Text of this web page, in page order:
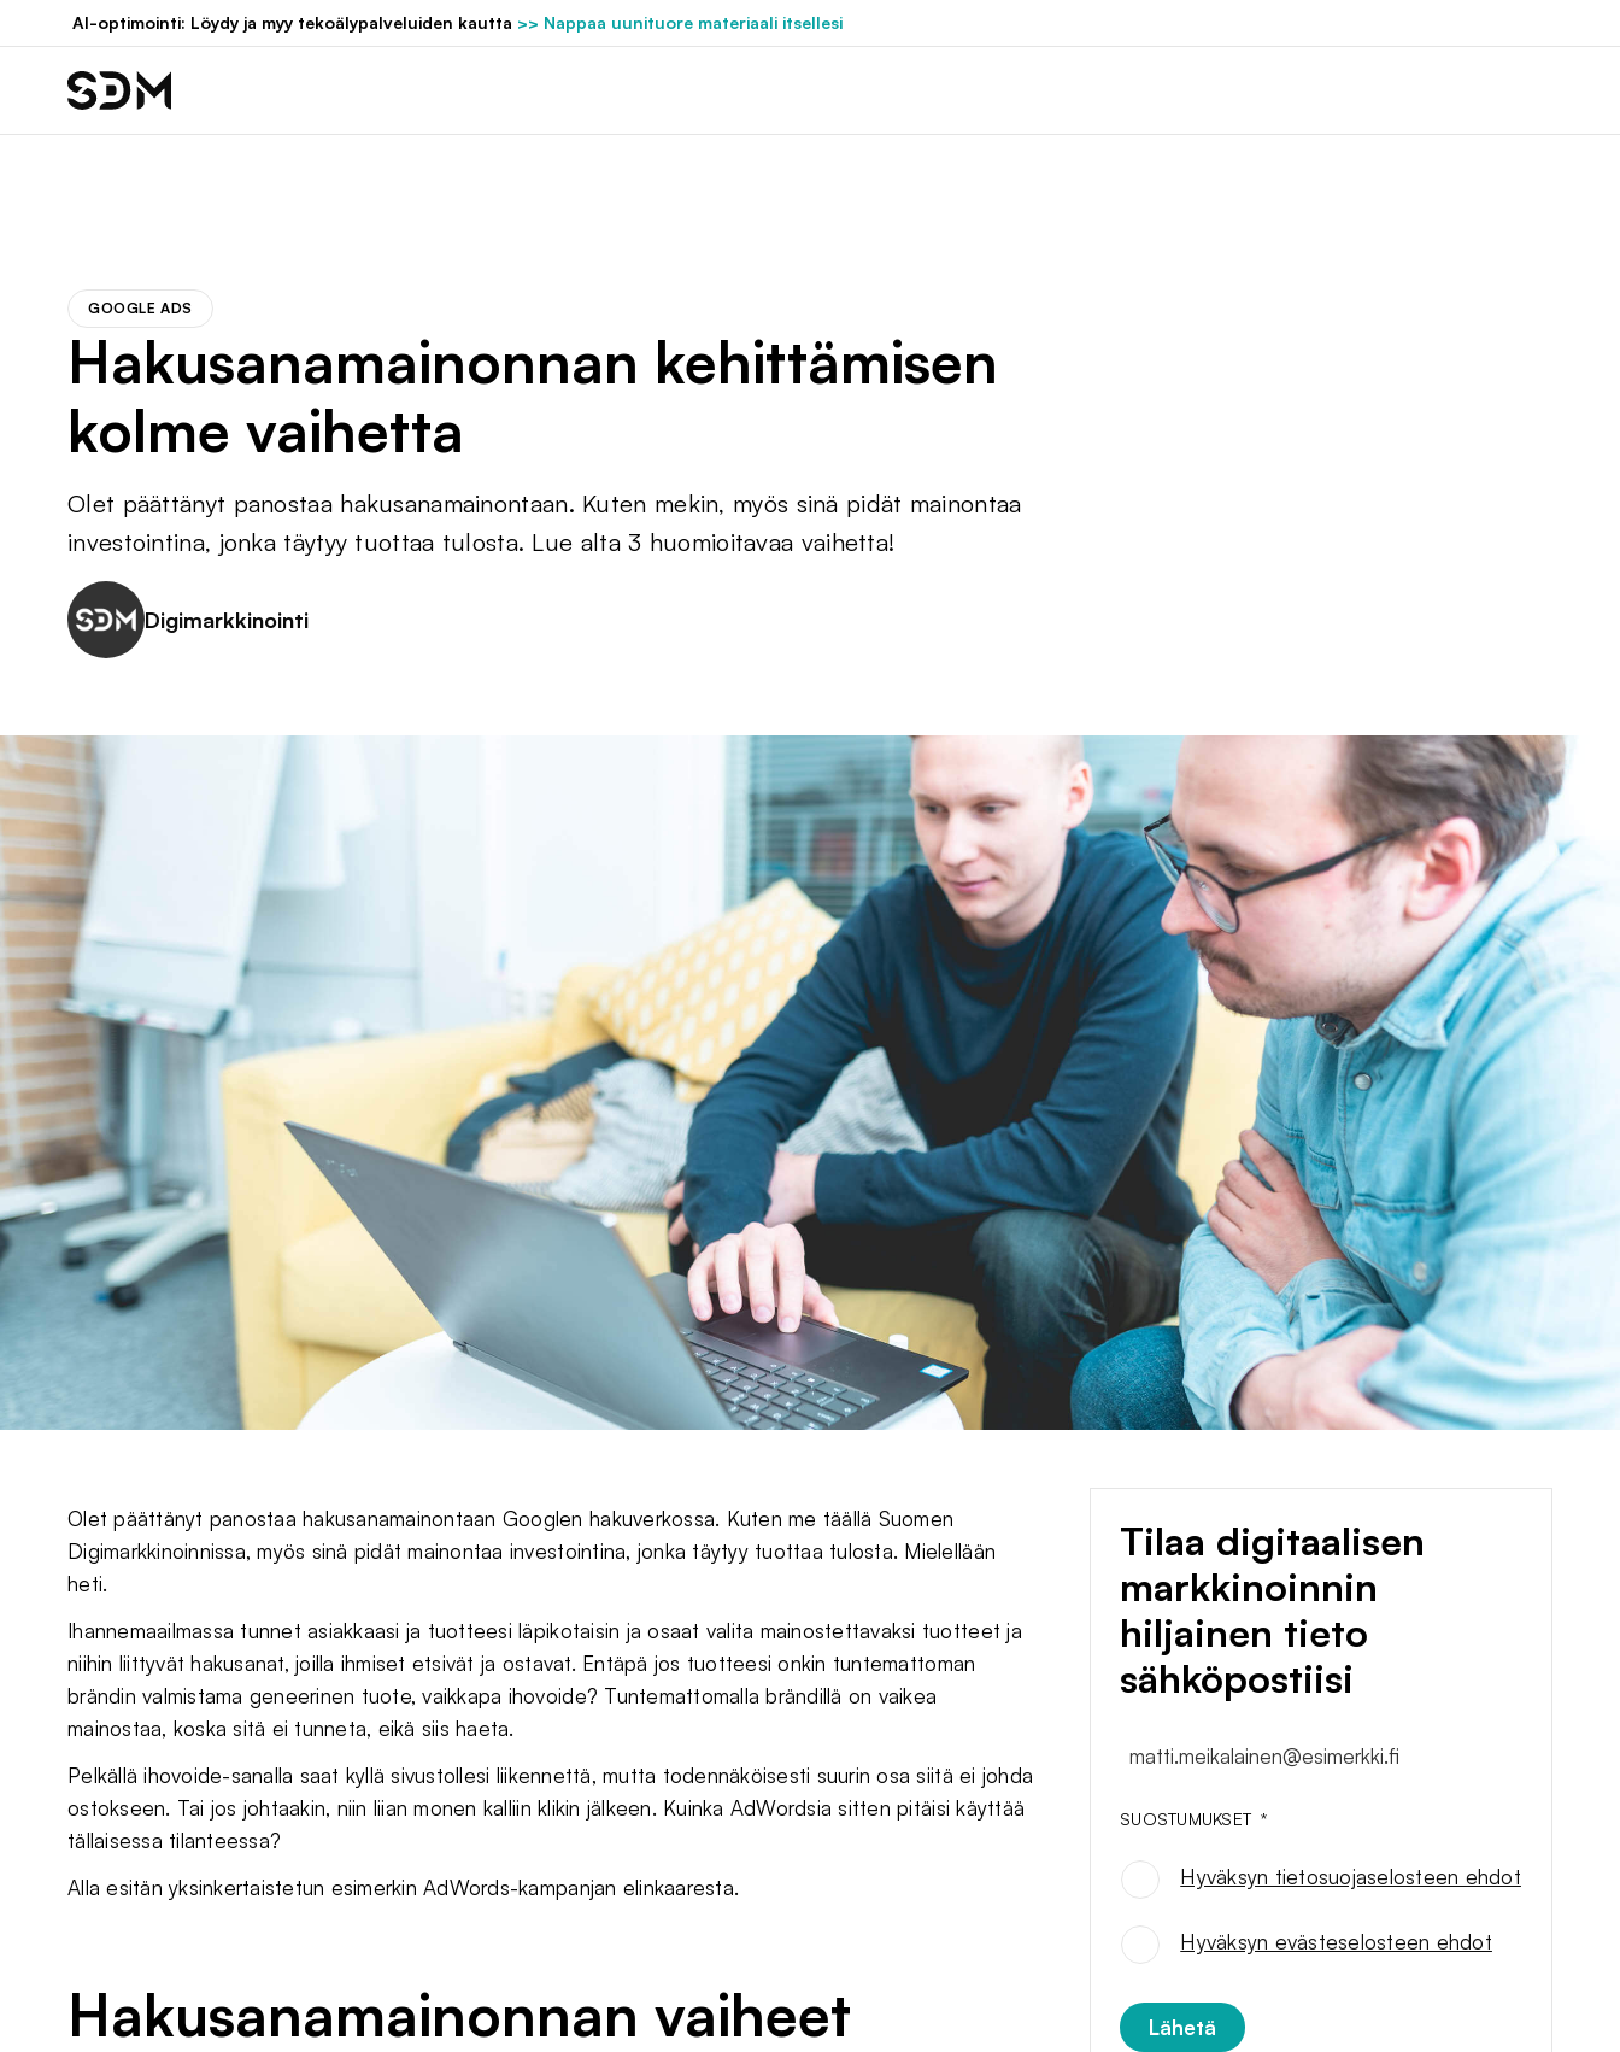
sisältöön
AI-optimointi: Löydy ja myy tekoälypalveluiden kautta >> Nappaa uunituore materiaali itsellesi
GOOGLE ADS
Hakusanamainonnan kehittämisen
kolme vaihetta
Olet päättänyt panostaa hakusanamainontaan. Kuten mekin, myös sinä pidät mainontaa
investointina, jonka täytyy tuottaa tulosta. Lue alta 3 huomioitavaa vaihetta!
Digimarkkinointi
Olet päättänyt panostaa hakusanamainontaan Googlen hakuverkossa. Kuten me täällä Suomen
Digimarkkinoinnissa, myös sinä pidät mainontaa investointina, jonka täytyy tuottaa tulosta. Mielellään
heti.
Ihannemaailmassa tunnet asiakkaasi ja tuotteesi läpikotaisin ja osaat valita mainostettavaksi tuotteet ja
niihin liittyvät hakusanat, joilla ihmiset etsivät ja ostavat. Entäpä jos tuotteesi onkin tuntemattoman
brändin valmistama geneerinen tuote, vaikkapa ihovoide? Tuntemattomalla brändillä on vaikea
mainostaa, koska sitä ei tunneta, eikä siis haeta.
Pelkällä ihovoide-sanalla saat kyllä sivustollesi liikennettä, mutta todennäköisesti suurin osa siitä ei johda
ostokseen. Tai jos johtaakin, niin liian monen kalliin klikin jälkeen. Kuinka AdWordsia sitten pitäisi käyttää
tällaisessa tilanteessa?
Alla esitän yksinkertaistetun esimerkin AdWords-kampanjan elinkaaresta.
Hakusanamainonnan vaiheet
Tilaa digitaalisen
markkinoinnin
hiljainen tieto
sähköpostiisi
SUOSTUMUKSET *
Hyväksyn tietosuojaselosteen ehdot
SUOSTUMUKSET
Hyväksyn evästeselosteen ehdot